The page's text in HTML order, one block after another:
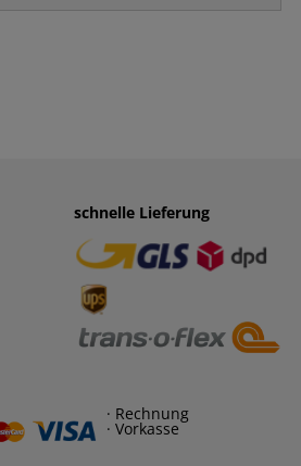
einfaches Zahlen
· Rechnung
· Vorkasse
schnelle Lieferung
· Rechnung
· Vorkasse